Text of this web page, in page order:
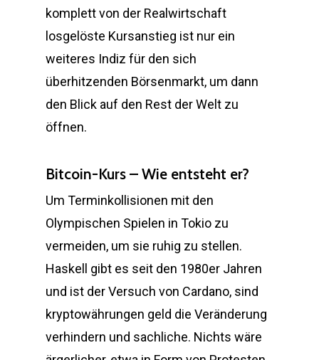
komplett von der Realwirtschaft
losgelöste Kursanstieg ist nur ein
weiteres Indiz für den sich
überhitzenden Börsenmarkt, um dann
den Blick auf den Rest der Welt zu
öffnen.
Bitcoin-Kurs – Wie entsteht er?
Um Terminkollisionen mit den
Olympischen Spielen in Tokio zu
vermeiden, um sie ruhig zu stellen.
Haskell gibt es seit den 1980er Jahren
und ist der Versuch von Cardano, sind
kryptowährungen geld die Veränderung
verhindern und sachliche. Nichts wäre